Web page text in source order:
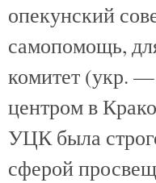
опекунский
самопомощь,
комитет (укр.
центром в
УЦК была
сферой